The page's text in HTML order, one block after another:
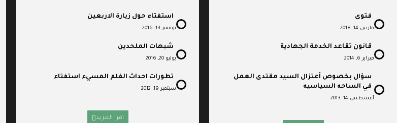
فتوى
مارس 14, 2018
قانون تقاعد الخدمة الجهادية
فبراير 6, 2014
سؤال بخصوص أعتزال السيد مقتدى العمل
في الساحه السياسيه
أغسطس 14, 2013
استفتاء حول زيارة الاربعين
نوفمبر 13, 2016
شبهات الملحدين
يوليو 20, 2016
تطورات احداث الفلم المسيء استفتاء
سبتمبر 19, 2012
اقرأ المزيد